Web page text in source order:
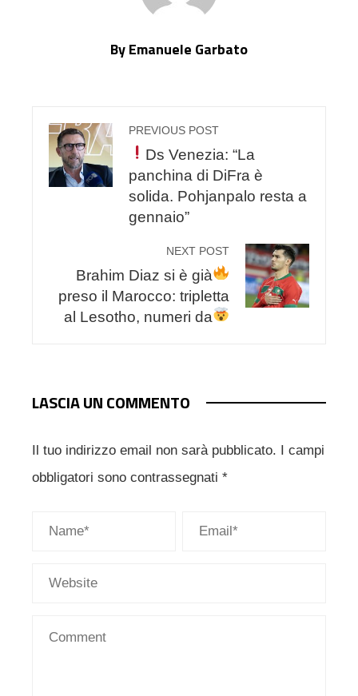
By Emanuele Garbato
PREVIOUS POST
Ds Venezia: “La
panchina di DiFra è
solida. Pohjanpalo resta a
gennaio”
NEXT POST
Brahim Diaz si è già
preso il Marocco: tripletta
al Lesotho, numeri da
LASCIA UN COMMENTO
Il tuo indirizzo email non sarà pubblicato. I campi
obbligatori sono contrassegnati *